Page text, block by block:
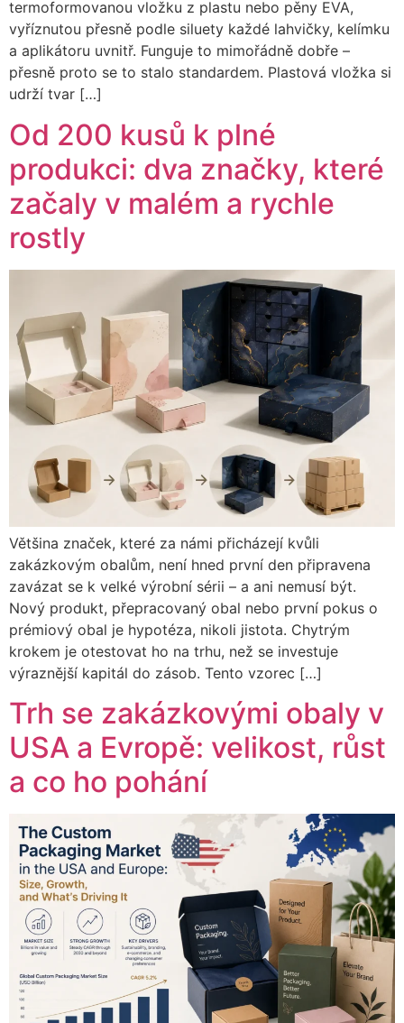
termoformovanou vložku z plastu nebo pěny EVA,
vyříznutou přesně podle siluety každé lahvičky, kelímku
a aplikátoru uvnitř. Funguje to mimořádně dobře –
přesně proto se to stalo standardem. Plastová vložka si
udrží tvar […]
Od 200 kusů k plné
produkci: dva značky, které
začaly v malém a rychle
rostly
Většina značek, které za námi přicházejí kvůli
zakázkovým obalům, není hned první den připravena
zavázat se k velké výrobní sérii – a ani nemusí být.
Nový produkt, přepracovaný obal nebo první pokus o
prémiový obal je hypotéza, nikoli jistota. Chytrým
krokem je otestovat ho na trhu, než se investuje
výraznější kapitál do zásob. Tento vzorec […]
Trh se zakázkovými obaly v
USA a Evropě: velikost, růst
a co ho pohání